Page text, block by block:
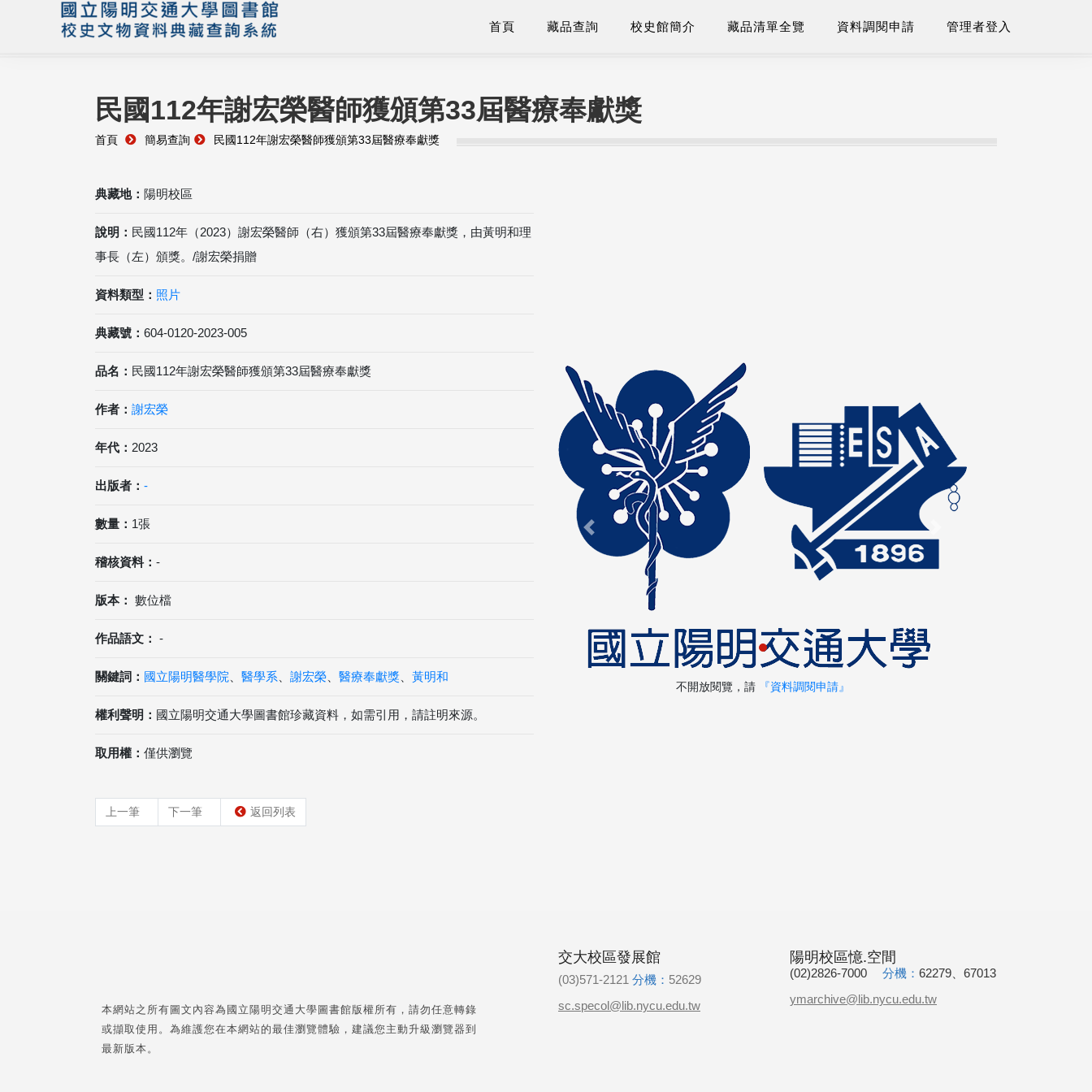
首頁 藏品查詢 校史館簡介 藏品清單全覽 資料調閱申請 管理者登入
民國112年謝宏榮醫師獲頒第33屆醫療奉獻獎
首頁 簡易查詢 民國112年謝宏榮醫師獲頒第33屆醫療奉獻獎
典藏地： 陽明校區
說明： 民國112年（2023）謝宏榮醫師（右）獲頒第33屆醫療奉獻獎，由黃明和理
事長（左）頒獎。/謝宏榮捐贈
資料類型： 照片
典藏號： 604-0120-2023-005
品名： 民國112年謝宏榮醫師獲頒第33屆醫療奉獻獎
作者： 謝宏榮
年代： 2023
出版者： -
數量： 1張
稽核資料： -
版本： 數位檔
作品語文： -
關鍵詞： 國立陽明醫學院 醫學系 謝宏榮 醫療奉獻獎 黃明和
權利聲明： 國立陽明交通大學圖書館珍藏資料，如需引用，請註明來源。
取用權： 僅供瀏覽
上一筆 下一筆 返回列表
Previous
不開放閱覽，請 『資料調閱申請』
本網站之所有圖文內容為國立陽明交通大學圖書館版權所有，請勿任意轉錄
或擷取使用。為維護您在本網站的最佳瀏覽體驗，建議您主動升級瀏覽器到
最新版本。
交大校區發展館
(03)571-2121 分機： 52629
sc.specol@lib.nycu.edu.tw
陽明校區憶.空間
(02)2826-7000 分機： 62279、67013
ymarchive@lib.nycu.edu.tw